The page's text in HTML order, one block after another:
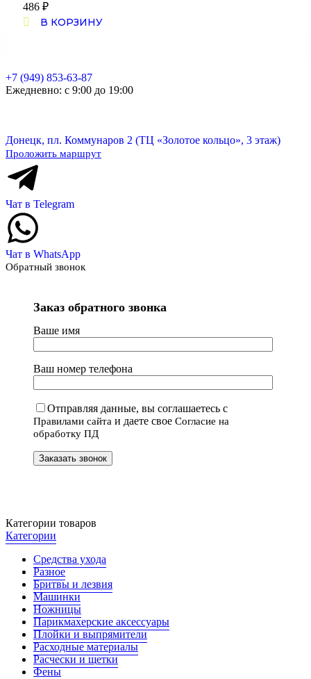
486 ₽
В КОРЗИНУ
+7 (949) 853-63-87
Ежедневно: с 9:00 до 19:00
Донецк, пл. Коммунаров 2 (ТЦ «Золотое кольцо», 3 этаж)
Проложить маршрут
Чат в Telegram
Чат в WhatsApp
Обратный звонок
Заказ обратного звонка
Ваше имя
Ваш номер телефона
Отправляя данные, вы соглашаетесь с
Правилами сайта и даете свое Согласие на
обработку ПД
Категории товаров
Категории
Средства ухода
Разное
Бритвы и лезвия
Машинки
Ножницы
Парикмахерские аксессуары
Плойки и выпрямители
Расходные материалы
Расчески и щетки
Фены